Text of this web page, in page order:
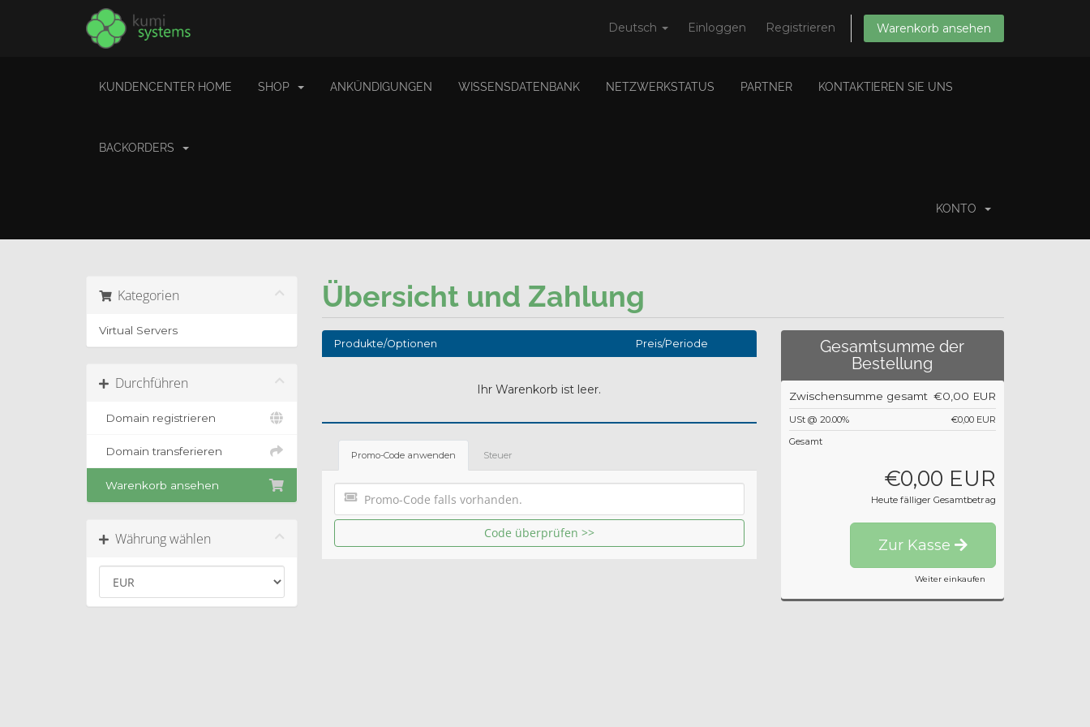
Deutsch Einloggen Registrieren Warenkorb ansehen
KUNDENCENTER HOME SHOP ANKÜNDIGUNGEN WISSENSDATENBANK NETZWERKSTATUS PARTNER KONTAKTIEREN SIE UNS
BACKORDERS
KONTO
Kategorien
Virtual Servers
Durchführen
Domain registrieren
Domain transferieren
Warenkorb ansehen
Währung wählen
Übersicht und Zahlung
Produkte/Optionen Preis/Periode
Ihr Warenkorb ist leer.
Promo-Code anwenden Steuer
Code überprüfen >>
Gesamtsumme der
Bestellung
Zwischensumme gesamt €0,00 EUR
USt @ 20.00%
€0,00 EUR
Gesamt
€0,00 EUR
Heute fälliger Gesamtbetrag
Zur Kasse
Weiter einkaufen